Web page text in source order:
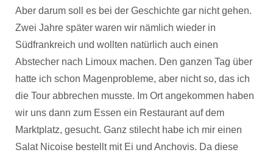
Aber darum soll es bei der Geschichte gar nicht gehen.
Zwei Jahre später waren wir nämlich wieder in
Südfrankreich und wollten natürlich auch einen
Abstecher nach Limoux machen. Den ganzen Tag über
hatte ich schon Magenprobleme, aber nicht so, das ich
die Tour abbrechen musste. Im Ort angekommen haben
wir uns dann zum Essen ein Restaurant auf dem
Marktplatz, gesucht. Ganz stilecht habe ich mir einen
Salat Nicoise bestellt mit Ei und Anchovis. Da diese